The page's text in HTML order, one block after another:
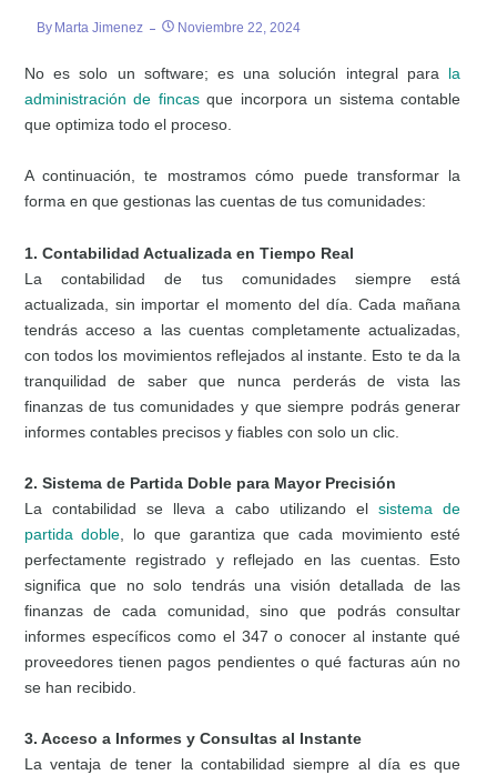
By Marta Jimenez Noviembre 22, 2024
No es solo un software; es una solución integral para la
administración de fincasque incorpora un sistema contable
que optimiza todo el proceso.
A continuación, te mostramos cómo puede transformar la
forma en que gestionas las cuentas de tus comunidades:
1. Contabilidad Actualizada en Tiempo Real
La contabilidad de tus comunidades siempre está
actualizada, sin importar el momento del día. Cada mañana
tendrás acceso a las cuentas completamente actualizadas,
con todos los movimientos reflejados al instante. Esto te da la
tranquilidad de saber que nunca perderás de vista las
finanzas de tus comunidades y que siempre podrás generar
informes contables precisos y fiables con solo un clic.
2. Sistema de Partida Doble para Mayor Precisión
La contabilidad se lleva a cabo utilizando elsistema de
partida doble , lo que garantiza que cada movimiento esté
perfectamente registrado y reflejado en las cuentas. Esto
significa que no solo tendrás una visión detallada de las
finanzas de cada comunidad, sino que podrás consultar
informes específicos como el 347 o conocer al instante qué
proveedores tienen pagos pendientes o qué facturas aún no
se han recibido.
3. Acceso a Informes y Consultas al Instante
La ventaja de tener la contabilidad siempre al día es que